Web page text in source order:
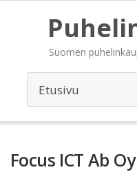
Suomen
Focus ICT Ab Oy